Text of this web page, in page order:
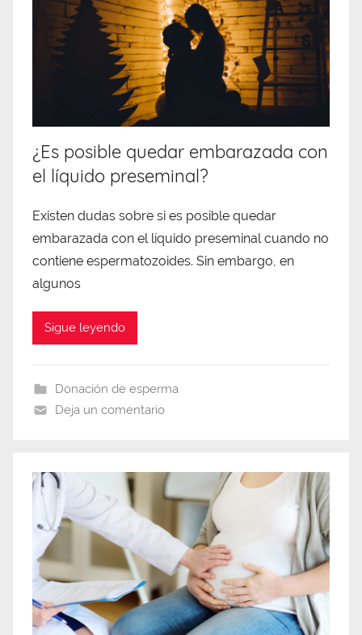
¿Es posible quedar embarazada con
el líquido preseminal?
Existen dudas sobre si es posible quedar
embarazada con el líquido preseminal cuando no
contiene espermatozoides. Sin embargo, en
algunos
Sigue leyendo
Donación de esperma
Deja un comentario